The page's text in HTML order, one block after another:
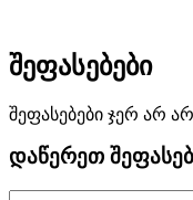
შეფასებები
შეფასებები ჯერ არ
დაწერეთ